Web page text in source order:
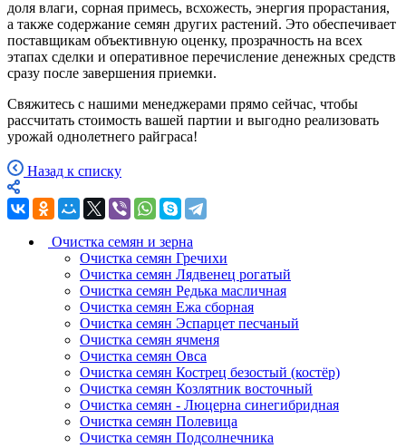
доля влаги, сорная примесь, всхожесть, энергия прорастания,
а также содержание семян других растений. Это обеспечивает
поставщикам объективную оценку, прозрачность на всех
этапах сделки и оперативное перечисление денежных средств
сразу после завершения приемки.
Свяжитесь с нашими менеджерами прямо сейчас, чтобы
рассчитать стоимость вашей партии и выгодно реализовать
урожай однолетнего райграса!
Назад к списку
Очистка семян и зерна
Очистка семян Гречихи
Очистка семян Лядвенец рогатый
Очистка семян Редька масличная
Очистка семян Ежа сборная
Очистка семян Эспарцет песчаный
Очистка семян ячменя
Очистка семян Овса
Очистка семян Кострец безостый (костёр)
Очистка семян Козлятник восточный
Очистка семян - Люцерна синегибридная
Очистка семян Полевица
Очистка семян Подсолнечника